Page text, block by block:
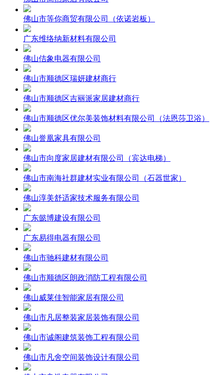
佛山市等你商贸有限公司（依诺岩板）
广东维络纳新材料有限公司
佛山佶象电器有限公司
佛山市顺德区瑞妍建材商行
佛山市顺德区吉丽派家居建材商行
佛山市顺德区优尔美装饰材料有限公司（法恩莎卫浴）
佛山誉凰家具有限公司
佛山市向度家居建材有限公司（宾达电梯）
佛山市南海社群建材实业有限公司（石器世家）
佛山淳美舒适家技术服务有限公司
广东懿博建设有限公司
广东易得电器有限公司
佛山市驰科建材有限公司
佛山市顺德区朗政消防工程有限公司
佛山威莱佳智能家居有限公司
佛山市凡居整装家居装饰有限公司
佛山市诚阁建筑装饰工程有限公司
佛山市凡舍空间装饰设计有限公司